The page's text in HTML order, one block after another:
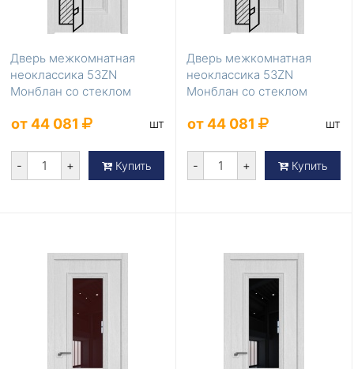
Дверь межкомнатная
неоклассика 53ZN
Монблан со стеклом
от 44 081 шт
- + Купить
Дверь межкомнатная
неоклассика 53ZN
Монблан со стеклом
от 44 081 шт
- + Купить